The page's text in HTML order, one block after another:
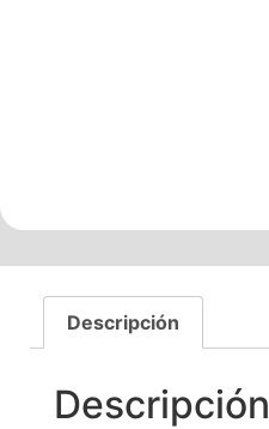
Descripción
Descripción